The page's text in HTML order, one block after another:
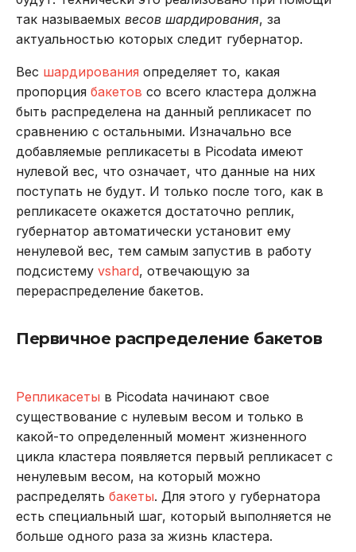
так называемых весов шардирования, за
актуальностью которых следит губернатор.
Вес шардирования определяет то, какая
пропорция бакетов со всего кластера должна
быть распределена на данный репликасет по
сравнению с остальными. Изначально все
добавляемые репликасеты в Picodata имеют
нулевой вес, что означает, что данные на них
поступать не будут. И только после того, как в
репликасете окажется достаточно реплик,
губернатор автоматически установит ему
ненулевой вес, тем самым запустив в работу
подсистему vshard, отвечающую за
перераспределение бакетов.
Первичное распределение бакетов
Репликасеты в Picodata начинают свое
существование с нулевым весом и только в
какой-то определенный момент жизненного
цикла кластера появляется первый репликасет с
ненулевым весом, на который можно
распределять бакеты. Для этого у губернатора
есть специальный шаг, который выполняется не
больше одного раза за жизнь кластера.